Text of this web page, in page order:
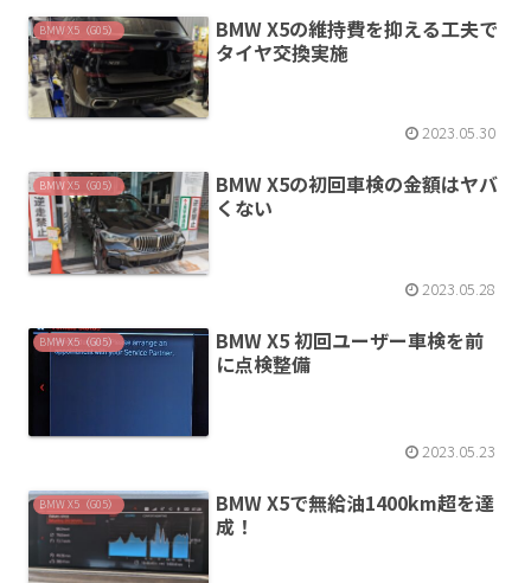
BMW X5（G05）
BMW X5の維持費を抑える工夫で
タイヤ交換実施
2023.05.30
BMW X5（G05）
BMW X5の初回車検の金額はヤバ
くない
2023.05.28
BMW X5（G05）
BMW X5 初回ユーザー車検を前
に点検整備
2023.05.23
BMW X5（G05）
BMW X5で無給油1400km超を達
成！